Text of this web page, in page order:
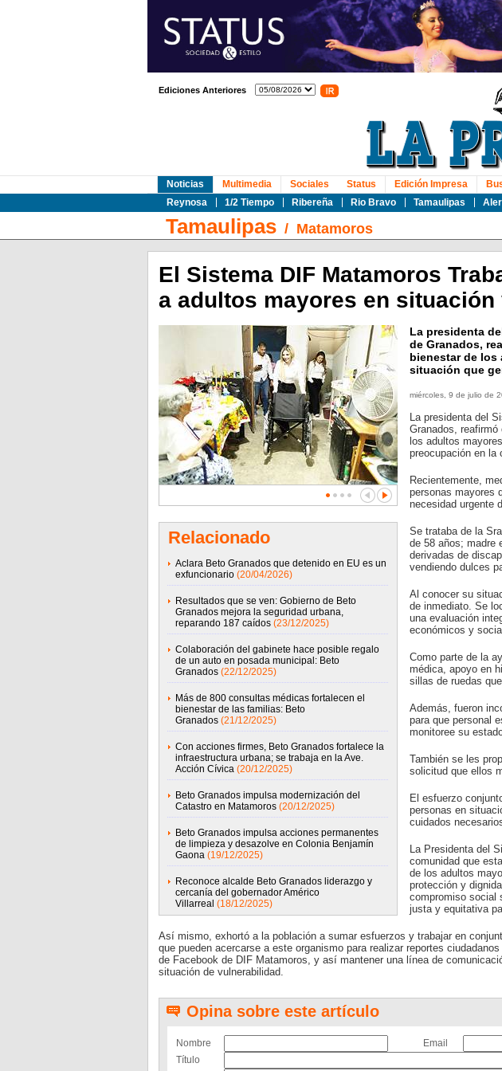
Ediciones Anteriores
Noticias
Reynosa
1/2 Tiempo Ribereña Rio Bravo Tamaulipas
Multimedia Sociales Status Edición Impresa
Tamaulipas/ Matamoros
El Sistema DIF Matamoros
a adultos mayores en situación
Relacionado
Aclara Beto Granados que detenido en EU es un
exfuncionario (20/04/2026)
Resultados que se ven: Gobierno de Beto
Granados mejora la seguridad urbana,
reparando 187 caídos (23/12/2025)
Colaboración del gabinete hace posible regalo
de un auto en posada municipal: Beto
Granados (22/12/2025)
Más de 800 consultas médicas fortalecen el
bienestar de las familias: Beto
Granados (21/12/2025)
Con acciones firmes, Beto Granados fortalece la
infraestructura urbana; se trabaja en la Ave.
Acción Cívica (20/12/2025)
Beto Granados impulsa modernización del
Catastro en Matamoros (20/12/2025)
Beto Granados impulsa acciones permanentes
de limpieza y desazolve en Colonia Benjamín
Gaona (19/12/2025)
Reconoce alcalde Beto Granados liderazgo y
cercanía del gobernador Américo
Villarreal (18/12/2025)
La presidenta
de Granados,
bienestar de los
situación que
miércoles, 9 de julio de
La presidenta del
Granados,
los adultos
preocupación en la
Recientemente,
personas mayores
necesidad urgente
Se trataba de la
de 58 años; madre
derivadas de
vendiendo dulces
Al conocer su
de inmediato. Se
una evaluación
económicos y
Como parte de la
médica, apoyo en
sillas de ruedas
Además, fueron
para que personal
monitoree su
También se les
solicitud que ellos
El esfuerzo
personas en
cuidados
La Presidenta del
comunidad que
de los adultos
protección y
compromiso social
justa y equitativa
Así mismo, exhortó a la población a sumar esfuerzos y trabajar en
que pueden acercarse a este organismo para realizar reportes
de Facebook de DIF Matamoros, y así mantener una línea de
situación de vulnerabilidad.
Opina sobre este artículo
Nombre
Email
Título